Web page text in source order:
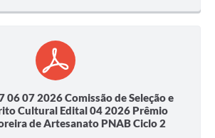
06 07 2026 Comissão de Seleção e
Cultural Edital 04 2026 Prêmio
de Artesanato PNAB Ciclo 2